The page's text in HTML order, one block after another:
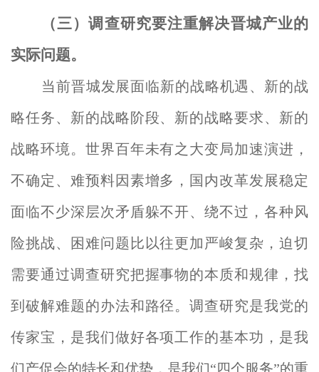
（三）调查研究要注重解决晋城产业的
实际问题。
当前晋城发展面临新的战略机遇、新的战
略任务、新的战略阶段、新的战略要求、新的
战略环境。世界百年未有之大变局加速演进，
不确定、难预料因素增多，国内改革发展稳定
面临不少深层次矛盾躲不开、绕不过，各种风
险挑战、困难问题比以往更加严峻复杂，迫切
需要通过调查研究把握事物的本质和规律，找
到破解难题的办法和路径。调查研究是我党的
传家宝，是我们做好各项工作的基本功， 是我
们产促会的特长和优势，是我们“四个服务”的重